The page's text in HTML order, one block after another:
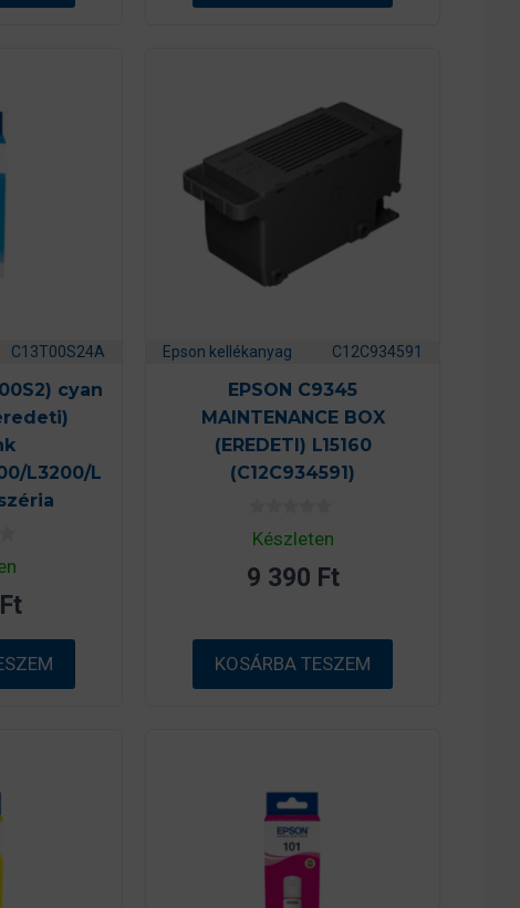
C13T00S24A
cyan
L3200/L
Ft
Epson kellékanyag C12C934591
EPSON C9345
MAINTENANCE BOX
(EREDETI) L15160
(C12C934591)
0
a
5
-
l
Készleten
9 390 Ft
KOSÁRBA TESZEM